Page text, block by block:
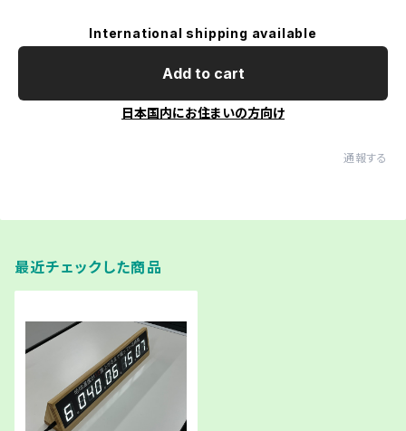
International shipping available
Add to cart
日本国内にお住まいの方向け
通報する
最近チェックした商品